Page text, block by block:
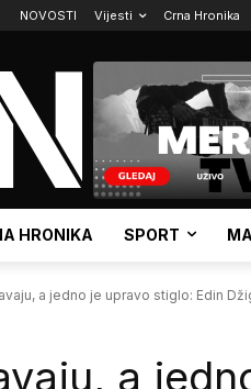
NOVOSTI Vijesti Crna Hronika
HRONIKA SPORT
a jedno je upravo stiglo: Edin
a